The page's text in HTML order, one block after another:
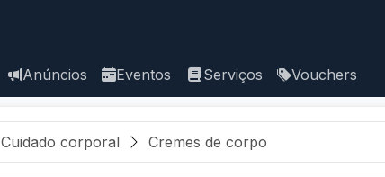
Anúncios Eventos Serviços Vouchers
Cuidado corporal Cremes de corpo